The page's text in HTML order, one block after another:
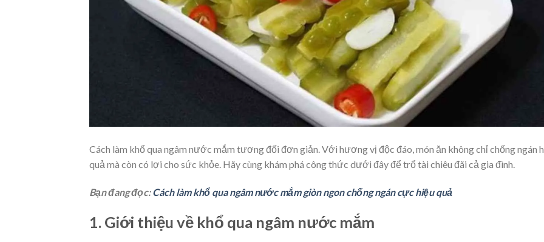
Cách làm khổ qua ngâm nước mắm tương đối đơn giản. Với hương vị độc đáo, món ăn không chỉ chống ngán
quả mà còn có lợi cho sức khỏe. Hãy cùng khám phá công thức dưới đây để trổ tài chiêu đãi cả gia đình.
Bạn đang đọc:Cách làm khổ qua ngâm nước mắm giòn ngon chống ngán cực hiệu quả
1. Giới thiệu về khổ qua ngâm nước mắm